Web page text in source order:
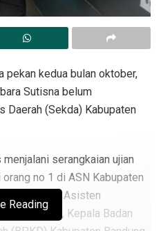
pekan kedua bulan oktober,
Sutisna belum
Daerah (Sekda) Kabupaten
serangkaian ujian
no 1 di ASN Kabupaten
adalah Asisten
Piryanti, Kepala Badan
Reading